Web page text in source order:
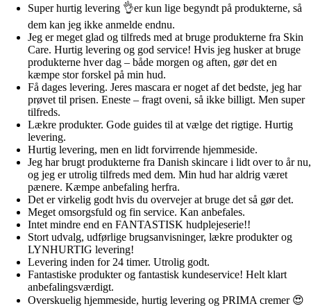
Super hurtig levering 👌er kun lige begyndt på produkterne, så
dem kan jeg ikke anmelde endnu.
Jeg er meget glad og tilfreds med at bruge produkterne fra Skin
Care. Hurtig levering og god service! Hvis jeg husker at bruge
produkterne hver dag – både morgen og aften, gør det en
kæmpe stor forskel på min hud.
Få dages levering. Jeres mascara er noget af det bedste, jeg har
prøvet til prisen. Eneste – fragt oveni, så ikke billigt. Men super
tilfreds.
Lækre produkter. Gode guides til at vælge det rigtige. Hurtig
levering.
Hurtig levering, men en lidt forvirrende hjemmeside.
Jeg har brugt produkterne fra Danish skincare i lidt over to år nu,
og jeg er utrolig tilfreds med dem. Min hud har aldrig været
pænere. Kæmpe anbefaling herfra.
Det er virkelig godt hvis du overvejer at bruge det så gør det.
Meget omsorgsfuld og fin service. Kan anbefales.
Intet mindre end en FANTASTISK hudplejeserie!!
Stort udvalg, udførlige brugsanvisninger, lækre produkter og
LYNHURTIG levering!
Levering inden for 24 timer. Utrolig godt.
Fantastiske produkter og fantastisk kundeservice! Helt klart
anbefalingsværdigt.
Overskuelig hjemmeside, hurtig levering og PRIMA cremer 😍